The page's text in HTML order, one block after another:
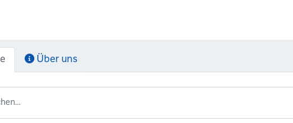
Über uns